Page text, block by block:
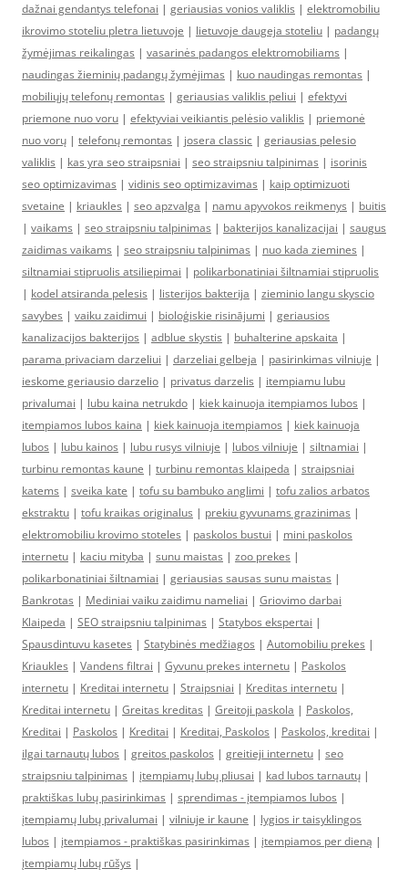
dažnai gendantys telefonai | geriausias vonios valiklis | elektromobiliu
ikrovimo stoteliu pletra lietuvoje | lietuvoje daugeja stoteliu | padangų
žymėjimas reikalingas | vasarinės padangos elektromobiliams |
naudingas žieminių padangų žymėjimas | kuo naudingas remontas |
mobiliųjų telefonų remontas | geriausias valiklis peliui | efektyvi
priemone nuo voru | efektyviai veikiantis pelėsio valiklis | priemonė
nuo vorų | telefonų remontas | josera classic | geriausias pelesio
valiklis | kas yra seo straipsniai | seo straipsniu talpinimas | isorinis
seo optimizavimas | vidinis seo optimizavimas | kaip optimizuoti
svetaine | kriaukles | seo apzvalga | namu apyvokos reikmenys | buitis
| vaikams | seo straipsniu talpinimas | bakterijos kanalizacijai | saugus
zaidimas vaikams | seo straipsniu talpinimas | nuo kada ziemines |
siltnamiai stipruolis atsiliepimai | polikarbonatiniai šiltnamiai stipruolis
| kodel atsiranda pelesis | listerijos bakterija | zieminio langu skyscio
savybes | vaiku zaidimui | bioloģiskie risinājumi | geriausios
kanalizacijos bakterijos | adblue skystis | buhalterine apskaita |
parama privaciam darzeliui | darzeliai gelbeja | pasirinkimas vilniuje |
ieskome geriausio darzelio | privatus darzelis | itempiamu lubu
privalumai | lubu kaina netrukdo | kiek kainuoja itempiamos lubos |
itempiamos lubos kaina | kiek kainuoja itempiamos | kiek kainuoja
lubos | lubu kainos | lubu rusys vilniuje | lubos vilniuje | siltnamiai |
turbinu remontas kaune | turbinu remontas klaipeda | straipsniai
katems | sveika kate | tofu su bambuko anglimi | tofu zalios arbatos
ekstraktu | tofu kraikas originalus | prekiu gyvunams grazinimas |
elektromobiliu krovimo stoteles | paskolos bustui | mini paskolos
internetu | kaciu mityba | sunu maistas | zoo prekes |
polikarbonatiniai šiltnamiai | geriausias sausas sunu maistas |
Bankrotas | Mediniai vaiku zaidimu nameliai | Griovimo darbai
Klaipeda | SEO straipsniu talpinimas | Statybos ekspertai |
Spausdintuvu kasetes | Statybinės medžiagos | Automobiliu prekes |
Kriaukles | Vandens filtrai | Gyvunu prekes internetu | Paskolos
internetu | Kreditai internetu | Straipsniai | Kreditas internetu |
Kreditai internetu | Greitas kreditas | Greitoji paskola | Paskolos,
Kreditai | Paskolos | Kreditai | Kreditai, Paskolos | Paskolos, kreditai |
ilgai tarnautų lubos | greitos paskolos | greitieji internetu | seo
straipsniu talpinimas | įtempiamų lubų pliusai | kad lubos tarnautų |
praktiškas lubų pasirinkimas | sprendimas - įtempiamos lubos |
įtempiamų lubų privalumai | vilniuje ir kaune | lygios ir taisyklingos
lubos | įtempiamos - praktiškas pasirinkimas | įtempiamos per dieną |
įtempiamų lubų rūšys |